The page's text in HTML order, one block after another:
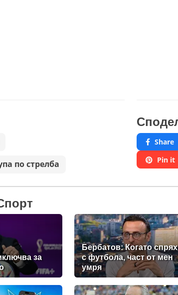
по стрелба
Share
Pin it
за
Бербатов: Когато спрях
с футбола, част от мен
умря